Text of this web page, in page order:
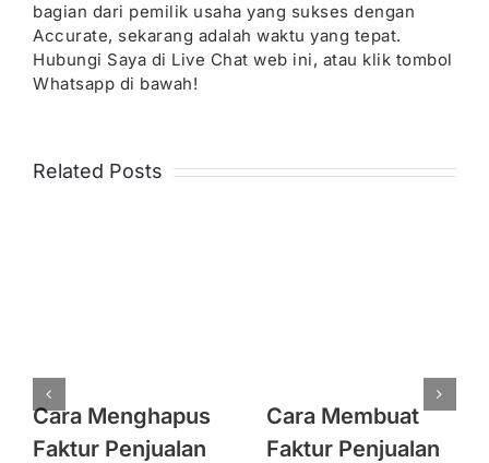
bagian dari pemilik usaha yang sukses dengan
Accurate, sekarang adalah waktu yang tepat.
Hubungi Saya di Live Chat web ini, atau klik tombol
Whatsapp di bawah!
Related Posts
Cara Menghapus
Faktur Penjualan
Cara Membuat
Faktur Penjualan